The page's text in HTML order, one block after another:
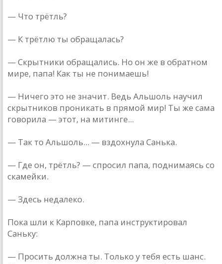
— Что трётль?
— К трётлю ты обращалась?
— Скрытники обращались. Но он же в обратном
мире, папа! Как ты не понимаешь!
— Ничего это не значит. Ведь Альшоль научил
скрытников проникать в прямой мир! Ты же сама
говорила — этот, на митинге...
— Так то Альшоль... — вздохнула Санька.
— Где он, трётль? — спросил папа, поднимаясь со
скамейки.
— Здесь недалеко.
Пока шли к Карповке, папа инструктировал
Саньку:
— Просить должна ты. Только у тебя есть шанс.